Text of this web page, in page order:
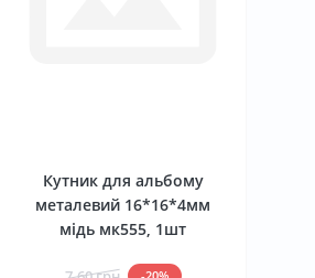
Кутник для альбому
металевий 16*16*4мм
мідь мк555, 1шт